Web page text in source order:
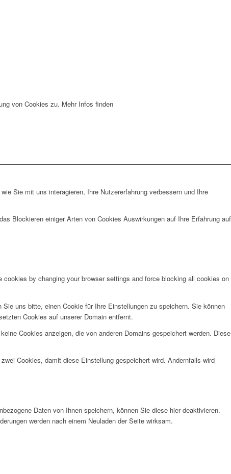
von Cookies zu. Mehr Infos finden
Sie mit uns interagieren, Ihre Nutzererfahrung verbessern und Ihre
Blockieren einiger Arten von Cookies Auswirkungen auf Ihre Erfahrung auf
by changing your browser settings and force blocking all cookies on
uns bitte, einen Cookie für Ihre Einstellungen zu speichern. Sie können
Cookies auf unserer Domain entfernt.
Cookies anzeigen, die von anderen Domains gespeichert werden. Diese
Cookies, damit diese Einstellung gespeichert wird. Andernfalls wird
Daten von Ihnen speichern, können Sie diese hier deaktivieren.
werden nach einem Neuladen der Seite wirksam.